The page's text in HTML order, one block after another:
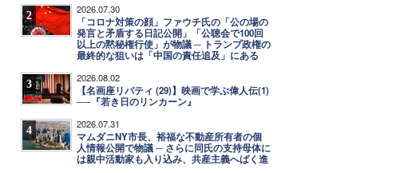
2 2026.07.30
「コロナ対策の顔」ファウチ氏の「公の場の
発言と矛盾する日記公開」「公聴会で100回
以上の黙秘権行使」が物議 ─ トランプ政権の
最終的な狙いは「中国の責任追及」にある
3 2026.08.02
【名画座リバティ (29)】映画で学ぶ偉人伝(1)
──『若き日のリンカーン』
4 2026.07.31
マムダニNY市長、裕福な不動産所有者の個
人情報公開で物議 ─ さらに同氏の支持母体に
は親中活動家も入り込み、共産主義へばく進